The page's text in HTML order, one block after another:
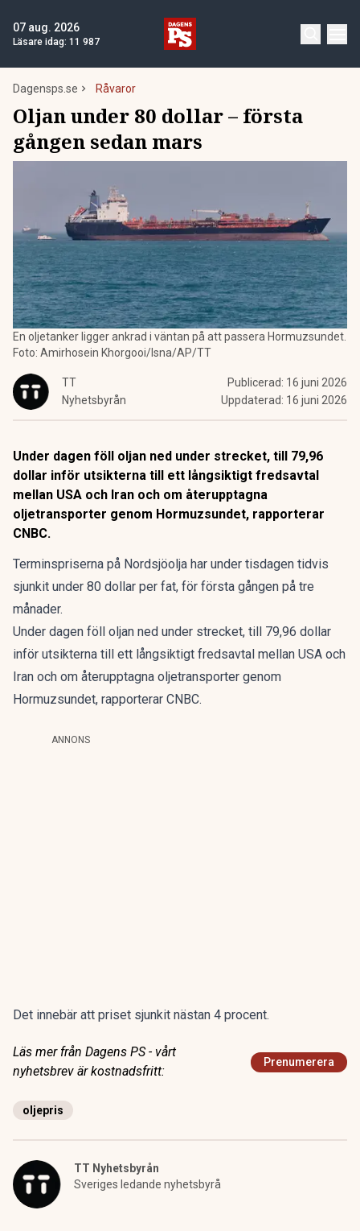
07 aug. 2026
Läsare idag: 11 987
Dagensps.se Råvaror
Oljan under 80 dollar – första
gången sedan mars
En oljetanker ligger ankrad i väntan på att passera Hormuzsundet.
Foto: Amirhosein Khorgooi/Isna/AP/TT
TT
Nyhetsbyrån
Publicerad: 16 juni 2026
Uppdaterad: 16 juni 2026
Under dagen föll oljan ned under strecket, till 79,96
dollar inför utsikterna till ett långsiktigt fredsavtal
mellan USA och Iran och om återupptagna
oljetransporter genom Hormuzsundet, rapporterar
CNBC.
Terminspriserna på Nordsjöolja har under tisdagen tidvis
sjunkit under 80 dollar per fat, för första gången på tre
månader.
Under dagen föll oljan ned under strecket, till 79,96 dollar
inför utsikterna till ett långsiktigt fredsavtal mellan USA och
Iran och om återupptagna oljetransporter genom
Hormuzsundet, rapporterar CNBC.
ANNONS
Det innebär att priset sjunkit nästan 4 procent.
Läs mer från Dagens PS - vårt
nyhetsbrev är kostnadsfritt:
Prenumerera
oljepris
TT Nyhetsbyrån
Sveriges ledande nyhetsbyrå